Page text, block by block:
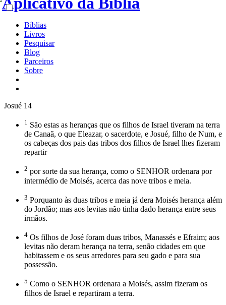
Bíblias
Livros
Pesquisar
Blog
Parceiros
Sobre
Josué 14
1 São estas as heranças que os filhos de Israel tiveram na terra
de Canaã, o que Eleazar, o sacerdote, e Josué, filho de Num, e
os cabeças dos pais das tribos dos filhos de Israel lhes fizeram
repartir
2 por sorte da sua herança, como o SENHOR ordenara por
intermédio de Moisés, acerca das nove tribos e meia.
3 Porquanto às duas tribos e meia já dera Moisés herança além
do Jordão; mas aos levitas não tinha dado herança entre seus
irmãos.
4 Os filhos de José foram duas tribos, Manassés e Efraim; aos
levitas não deram herança na terra, senão cidades em que
habitassem e os seus arredores para seu gado e para sua
possessão.
5 Como o SENHOR ordenara a Moisés, assim fizeram os
filhos de Israel e repartiram a terra.